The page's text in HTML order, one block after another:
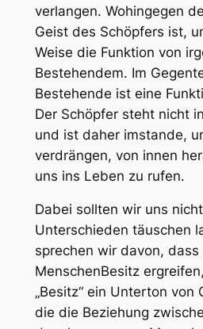
verlangen. Wohingegen
Geist des Schöpfers ist,
Weise die Funktion von
Bestehendem. Im
Bestehende ist eine
Der Schöpfer steht nicht
und ist daher imstande,
verdrängen, von innen
uns ins Leben zu rufen.
Dabei sollten wir uns
Unterschieden täuschen
sprechen wir davon, dass
MenschenBesitz ergreifen
„Besitz“ ein Unterton von
die die Beziehung